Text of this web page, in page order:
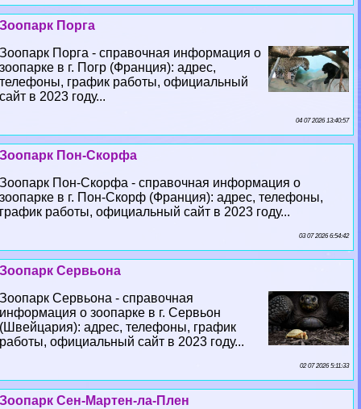
Зоопарк Порга
Зоопарк Порга - справочная информация о
зоопарке в г. Погр (Франция): адрес,
телефоны, график работы, официальный
сайт в 2023 году...
04 07 2026 13:40:57
Зоопарк Пон-Скорфа
Зоопарк Пон-Скорфа - справочная информация о
зоопарке в г. Пон-Скорф (Франция): адрес, телефоны,
график работы, официальный сайт в 2023 году...
03 07 2026 6:54:42
Зоопарк Сервьона
Зоопарк Сервьона - справочная
информация о зоопарке в г. Сервьон
(Швейцария): адрес, телефоны, график
работы, официальный сайт в 2023 году...
02 07 2026 5:11:33
Зоопарк Сен-Мартен-ла-Плен